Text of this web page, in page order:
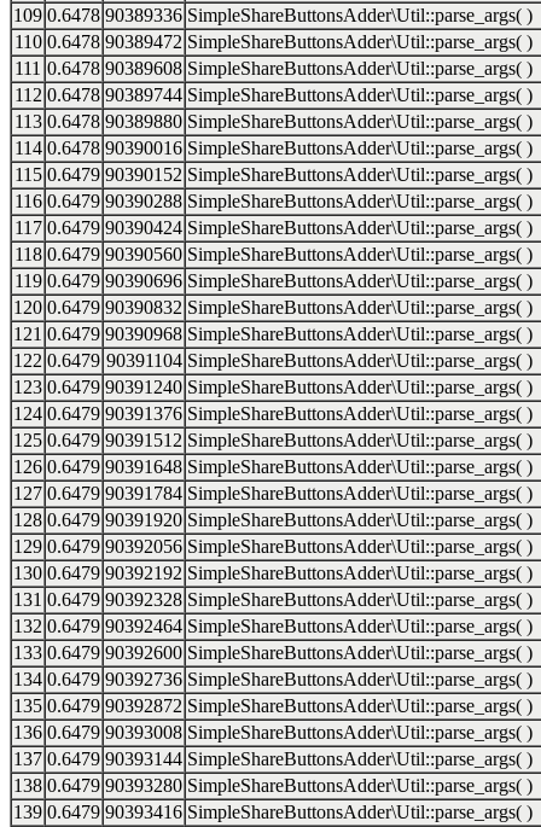
109 0.6478 90389336 SimpleShareButtonsAdder\Util::parse_args( )
110 0.6478 90389472 SimpleShareButtonsAdder\Util::parse_args( )
111 0.6478 90389608 SimpleShareButtonsAdder\Util::parse_args( )
112 0.6478 90389744 SimpleShareButtonsAdder\Util::parse_args( )
113 0.6478 90389880 SimpleShareButtonsAdder\Util::parse_args( )
114 0.6478 90390016 SimpleShareButtonsAdder\Util::parse_args( )
115 0.6479 90390152 SimpleShareButtonsAdder\Util::parse_args( )
116 0.6479 90390288 SimpleShareButtonsAdder\Util::parse_args( )
117 0.6479 90390424 SimpleShareButtonsAdder\Util::parse_args( )
118 0.6479 90390560 SimpleShareButtonsAdder\Util::parse_args( )
119 0.6479 90390696 SimpleShareButtonsAdder\Util::parse_args( )
120 0.6479 90390832 SimpleShareButtonsAdder\Util::parse_args( )
121 0.6479 90390968 SimpleShareButtonsAdder\Util::parse_args( )
122 0.6479 90391104 SimpleShareButtonsAdder\Util::parse_args( )
123 0.6479 90391240 SimpleShareButtonsAdder\Util::parse_args( )
124 0.6479 90391376 SimpleShareButtonsAdder\Util::parse_args( )
125 0.6479 90391512 SimpleShareButtonsAdder\Util::parse_args( )
126 0.6479 90391648 SimpleShareButtonsAdder\Util::parse_args( )
127 0.6479 90391784 SimpleShareButtonsAdder\Util::parse_args( )
128 0.6479 90391920 SimpleShareButtonsAdder\Util::parse_args( )
129 0.6479 90392056 SimpleShareButtonsAdder\Util::parse_args( )
130 0.6479 90392192 SimpleShareButtonsAdder\Util::parse_args( )
131 0.6479 90392328 SimpleShareButtonsAdder\Util::parse_args( )
132 0.6479 90392464 SimpleShareButtonsAdder\Util::parse_args( )
133 0.6479 90392600 SimpleShareButtonsAdder\Util::parse_args( )
134 0.6479 90392736 SimpleShareButtonsAdder\Util::parse_args( )
135 0.6479 90392872 SimpleShareButtonsAdder\Util::parse_args( )
136 0.6479 90393008 SimpleShareButtonsAdder\Util::parse_args( )
137 0.6479 90393144 SimpleShareButtonsAdder\Util::parse_args( )
138 0.6479 90393280 SimpleShareButtonsAdder\Util::parse_args( )
139 0.6479 90393416 SimpleShareButtonsAdder\Util::parse_args( )